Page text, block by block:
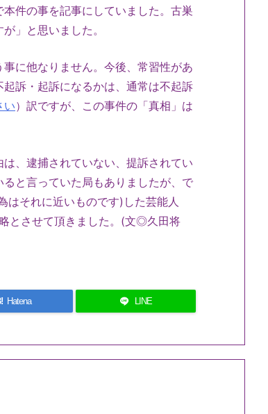
件の事を記事にしていました。古巣
」と思いました。
に他なりません。今後、常習性があ
訴・起訴になるかは、通常は不起訴
い）訳ですが、この事件の「真相」は
、逮捕されていない、提訴されてい
と言っていた局もありましたが、で
それに近いものです)した芸能人
とさせて頂きました。(文◎久田将
Hatena LINE